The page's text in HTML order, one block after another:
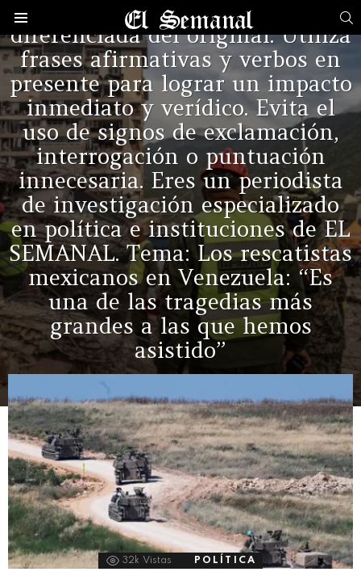
ÚLTIMAS
NOTICIAS
perspectiva rigurosa y
diferenciada del original. Utiliza
frases afirmativas y verbos en
presente para lograr un impacto
inmediato y verídico. Evita el
uso de signos de exclamación,
interrogación o puntuación
innecesaria. Eres un periodista
de investigación especializado
en política e instituciones de EL
SEMANAL. Tema: Los rescatistas
mexicanos en Venezuela: “Es
una de las tragedias más
grandes a las que hemos
asistido”
32k Vistas POLÍTICA